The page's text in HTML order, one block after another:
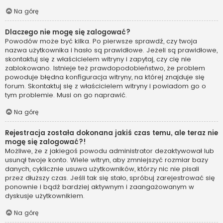
Na górę
Dlaczego nie mogę się zalogować?
Powodów może być kilka. Po pierwsze sprawdź, czy twoja
nazwa użytkownika i hasło są prawidłowe. Jeżeli są prawidłowe,
skontaktuj się z właścicielem witryny i zapytaj, czy cię nie
zablokowano. Istnieje też prawdopodobieństwo, że problem
powoduje błędna konfiguracja witryny, na której znajduje się
forum. Skontaktuj się z właścicielem witryny i powiadom go o
tym problemie. Musi on go naprawić.
Na górę
Rejestracja została dokonana jakiś czas temu, ale teraz nie
mogę się zalogować?!
Możliwe, że z jakiegoś powodu administrator dezaktywował lub
usunął twoje konto. Wiele witryn, aby zmniejszyć rozmiar bazy
danych, cyklicznie usuwa użytkowników, którzy nic nie pisali
przez dłuższy czas. Jeśli tak się stało, spróbuj zarejestrować się
ponownie i bądź bardziej aktywnym i zaangażowanym w
dyskusje użytkownikiem.
Na górę